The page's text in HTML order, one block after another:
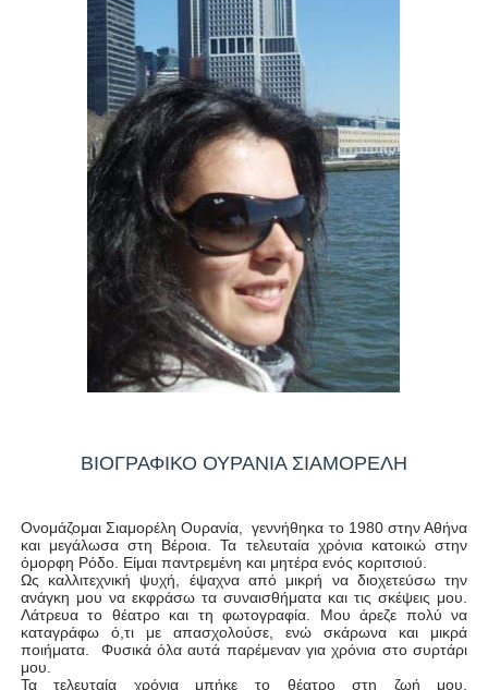
ΒΙΟΓΡΑΦΙΚΟ ΟΥΡΑΝΙΑ ΣΙΑΜΟΡΕΛΗ
Ονομάζομαι Σιαμορέλη Ουρανία, γεννήθηκα το 1980 στην Αθήνα
και μεγάλωσα στη Βέροια. Τα τελευταία χρόνια κατοικώ στην
όμορφη Ρόδο. Είμαι παντρεμένη και μητέρα ενός κοριτσιού.
Ως καλλιτεχνική ψυχή, έψαχνα από μικρή να διοχετεύσω την
ανάγκη μου να εκφράσω τα συναισθήματα και τις σκέψεις μου.
Λάτρευα το θέατρο και τη φωτογραφία. Μου άρεζε πολύ να
καταγράφω ό,τι με απασχολούσε, ενώ σκάρωνα και μικρά
ποιήματα. Φυσικά όλα αυτά παρέμεναν για χρόνια στο συρτάρι
μου.
Τα τελευταία χρόνια μπήκε το θέατρο στη ζωή μου,